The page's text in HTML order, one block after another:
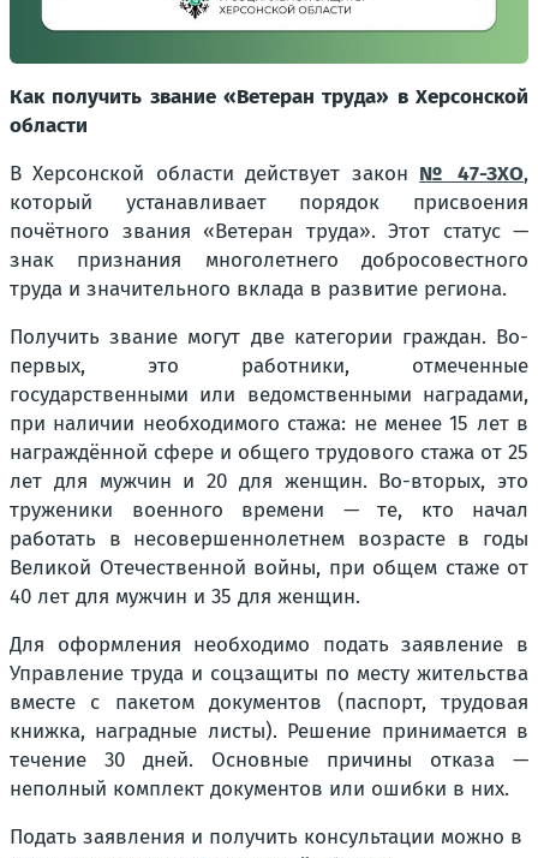
Как получить звание «Ветеран труда» в Херсонской
области
В Херсонской области действует закон № 47-ЗХО,
который устанавливает порядок присвоения
почётного звания «Ветеран труда». Этот статус —
знак признания многолетнего добросовестного
труда и значительного вклада в развитие региона.
Получить звание могут две категории граждан. Во-
первых, это работники, отмеченные
государственными или ведомственными наградами,
при наличии необходимого стажа: не менее 15 лет в
награждённой сфере и общего трудового стажа от 25
лет для мужчин и 20 для женщин. Во-вторых, это
труженики военного времени — те, кто начал
работать в несовершеннолетнем возрасте в годы
Великой Отечественной войны, при общем стаже от
40 лет для мужчин и 35 для женщин.
Для оформления необходимо подать заявление в
Управление труда и соцзащиты по месту жительства
вместе с пакетом документов (паспорт, трудовая
книжка, наградные листы). Решение принимается в
течение 30 дней. Основные причины отказа —
неполный комплект документов или ошибки в них.
Подать заявления и получить консультации можно в